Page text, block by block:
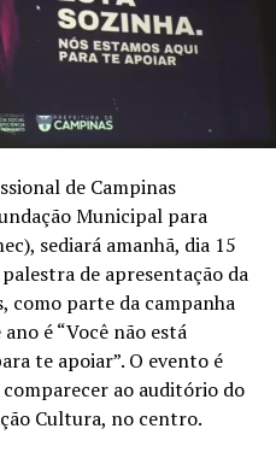
de Campinas
Municipal para
sediará amanhã, dia 15
de apresentação da
como parte da campanha
é “Você não está
te apoiar”. O evento é
ao auditório do
Cultura, no centro.